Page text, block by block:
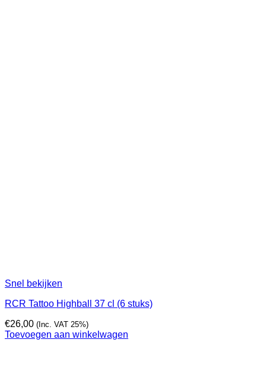
Snel bekijken
RCR Tattoo Highball 37 cl (6 stuks)
€26,00 (Inc. VAT 25%)
Toevoegen aan winkelwagen